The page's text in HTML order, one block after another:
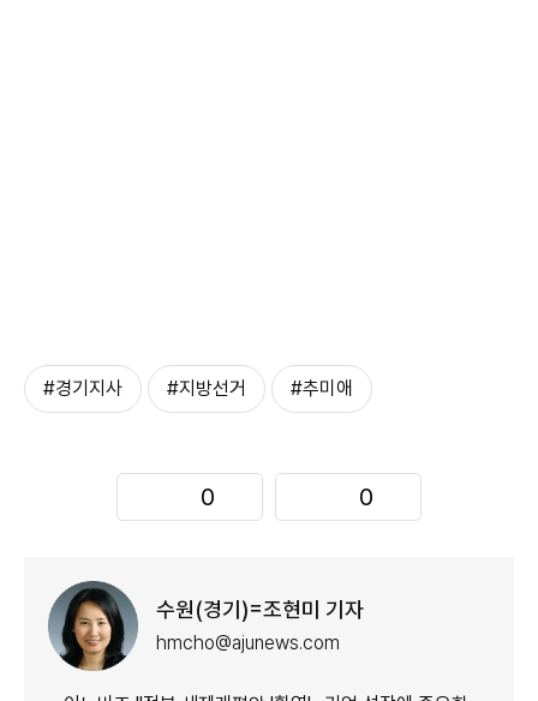
#경기지사 #지방선거 #추미애
0 0
수원(경기)=조현미 기자
hmcho@ajunews.com